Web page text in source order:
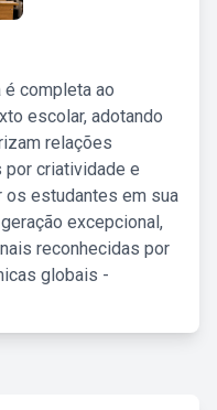
é completa ao
escolar, adotando
relações
criatividade e
os estudantes em sua
excepcional,
reconhecidas por
globais -